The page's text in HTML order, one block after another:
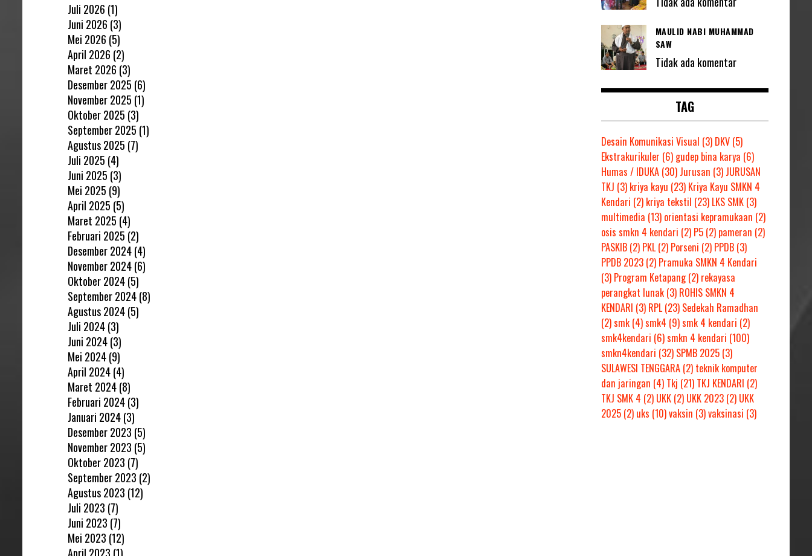
Juli 2026 (1)
Juni 2026 (3)
Mei 2026 (5)
April 2026 (2)
Maret 2026 (3)
Desember 2025 (6)
November 2025 (1)
Oktober 2025 (3)
September 2025 (1)
Agustus 2025 (7)
Juli 2025 (4)
Juni 2025 (3)
Mei 2025 (9)
April 2025 (5)
Maret 2025 (4)
Februari 2025 (2)
Desember 2024(4)
November 2024(6)
Oktober 2024(5)
September 2024(8)
Agustus 2024(5)
Juli 2024(3)
Juni 2024(3)
Mei 2024(9)
April 2024(4)
Maret 2024(8)
Februari 2024(3)
Januari 2024(3)
Desember 2023 (5)
November 2023 (5)
Oktober 2023 (7)
September 2023 (2)
Agustus 2023 (12)
Juli 2023 (7)
Juni 2023 (7)
Mei 2023 (12)
April 2023 (1)
MAULID NABI MUHAMMAD
SAW
Tidak ada komentar
TAG
Desain Komunikasi Visual (3) DKV(5)
Ekstrakurikuler (6) gudep bina karya (6)
Humas / IDUKA(30) Jurusan (3) JURUSAN
TKJ (3) kriya kayu (23) Kriya Kayu SMKN 4
Kendari (2) kriya tekstil (23) LKS SMK(3)
multimedia (13) orientasi kepramukaan (2)
osis smkn 4 kendari (2) P5(2) pameran (2)
PASKIB(2) PKL(2) Porseni (2) PPDB(3)
PPDB 2023(2) Pramuka SMKN 4 Kendari
(3) Program Ketapang(2) rekayasa
perangkat lunak(3) ROHIS SMKN 4
KENDARI (3) RPL(23) Sedekah Ramadhan
(2)smk(4)smk4 (9)smk 4 kendari (2)
smk4kendari (6)smkn 4 kendari (100)
smkn4kendari (32) SPMB 2025(3)
SULAWESI TENGGARA(2) teknik komputer
dan jaringan (4) Tkj (21) TKJ KENDARI (2)
TKJ SMK 4 (2) UKK(2) UKK 2023(2) UKK
2025(2) uks (10)vaksin (3)vaksinasi (3)